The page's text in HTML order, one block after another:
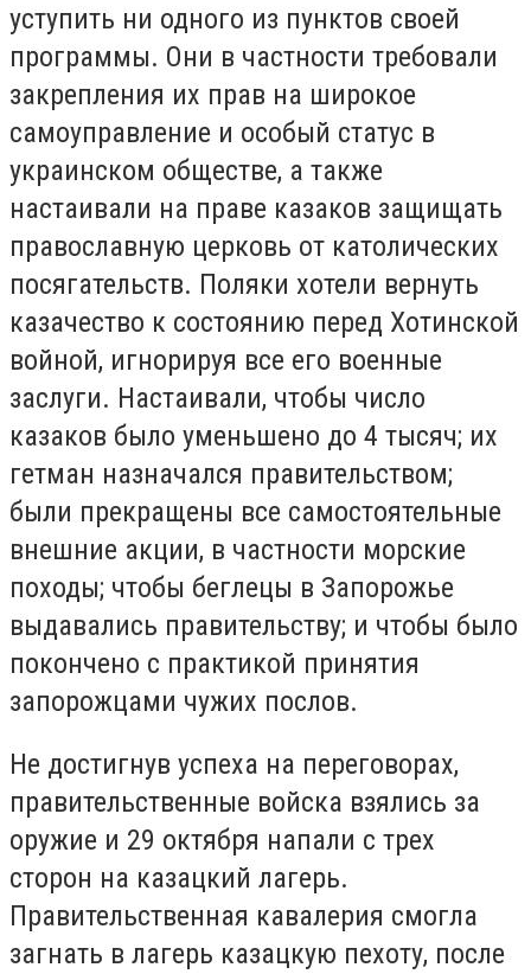
уступить ни одного из пунктов своей
программы. Они в частности требовали
закрепления их прав на широкое
самоуправление и особый статус в
украинском обществе, а также
настаивали на праве казаков защищать
православную церковь от католических
посягательств. Поляки хотели вернуть
казачество к состоянию перед Хотинской
войной, игнорируя все его военные
заслуги. Настаивали, чтобы число
казаков было уменьшено до 4 тысяч; их
гетман назначался правительством;
были прекращены все самостоятельные
внешние акции, в частности морские
походы; чтобы беглецы в Запорожье
выдавались правительству; и чтобы было
покончено с практикой принятия
запорожцами чужих послов.
Не достигнув успеха на переговорах,
правительственные войска взялись за
оружие и 29 октября напали с трех
сторон на казацкий лагерь.
Правительственная кавалерия смогла
загнать в лагерь казацкую пехоту, после